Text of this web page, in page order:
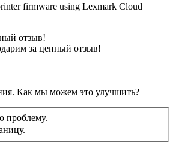
firmware using Lexmark Cloud
отзыв!
за ценный отзыв!
Как мы можем это улучшить?
проблему.